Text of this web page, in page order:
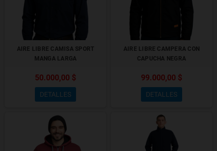
AIRE LIBRE CAMISA SPORT
MANGA LARGA
50.000,00 $
DETALLES
AIRE LIBRE CAMPERA CON
CAPUCHA NEGRA
99.000,00 $
DETALLES